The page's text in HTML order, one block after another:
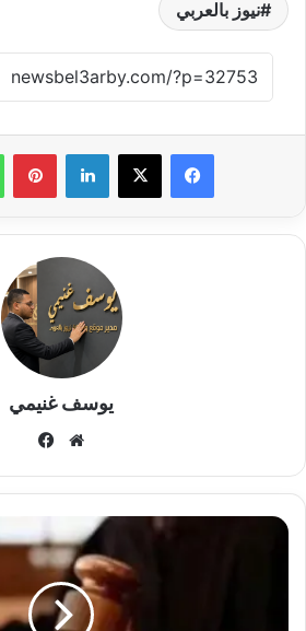
نيوز بالعربي
لينكدإن
يوسف غنيمي
موقع
الحكم